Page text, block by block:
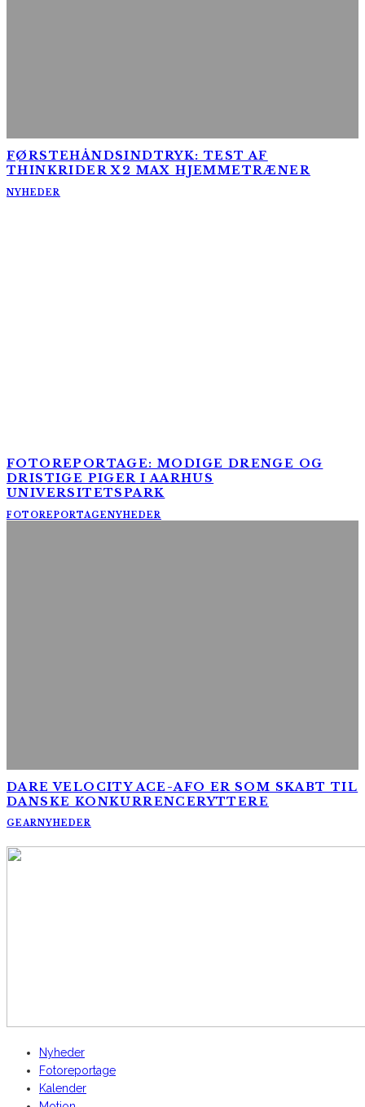
FØRSTEHÅNDSINDTRYK: TEST AF
THINKRIDER X2 MAX HJEMMETRÆNER
NYHEDER
FOTOREPORTAGE: MODIGE DRENGE OG
DRISTIGE PIGER I AARHUS
UNIVERSITETSPARK
FOTOREPORTAGENYHEDER
DARE VELOCITY ACE-AFO ER SOM SKABT TIL
DANSKE KONKURRENCERYTTERE
GEARNYHEDER
Nyheder
Fotoreportage
Kalender